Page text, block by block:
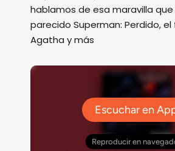
hablamos de esa maravilla que
parecido Superman: Perdido, el
Agatha y más